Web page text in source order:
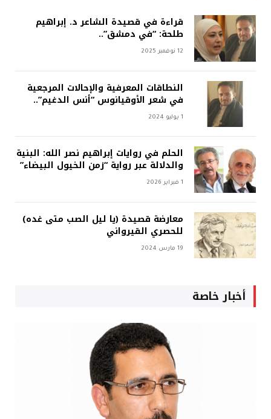
قراءة في قصيدة الشاعر د. إبراهيم
طلحة: “في دمشق”..
12 نوفمبر 2025
النطاقات المعرفية والإحالات المرجعية
في شعر الأوقيانوس “أنس الدغيم”..
1 يوليو 2024
الحلم في روايات إبراهيم نصر الله: البنية
والدلالة عبر رواية “زمن الخيول البيضاء”
1 فبراير 2026
معارضة قصيدة (يا ليل الصب متى غده)
للحصري القيرواني
19 مارس 2024
أخبار خاصة